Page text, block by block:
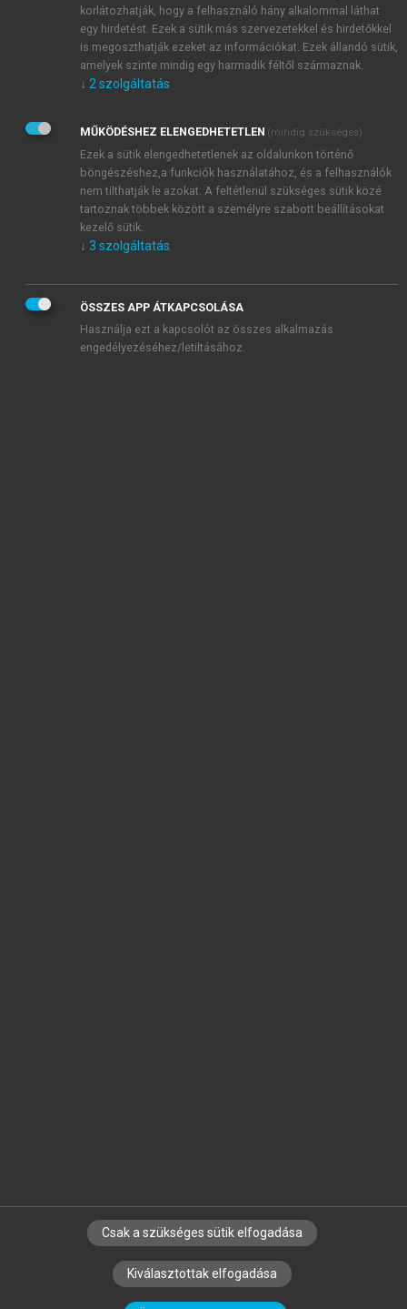
Kérek értesítést a MeRSZ újdonságairól, akcióiról.
Kérek értesítést az Akadémiai Kiadó Zrt. újdonságairól,
Adatkezelési tájékoztatóbanfoglaltakat tudomásul
veszem és elfogadom.
Általános vásárlási feltételeket, valamint a szotar.netés a
mersz.huoldalak licencszerződéseiben foglaltakat
tudomásul veszem és elfogadom.
KIPRÓBÁLOM
SZERZŐKNEK CÉGEKNEK KÖNYVTÁROSOKNAK
SZERKESZTÉSI ÉS LEKTORÁLÁSI ALAPELVEK
korlátozhatják, hogy a felhasználó hány alkalommal láthat
egy hirdetést. Ezek a sütik más szervezetekkel és hirdetőkkel
is megoszthatják ezeket az információkat. Ezek állandó sütik,
amelyek szinte mindig egy harmadik féltől származnak.
↓ 2 szolgáltatás
MŰKÖDÉSHEZ ELENGEDHETETLEN (mindig szükséges)
Ezek a sütik elengedhetetlenek az oldalunkon történő
böngészéshez,a funkciók használatához, és a felhasználók
nem tilthatják le azokat. A feltétlenül szükséges sütik közé
tartoznak többek között a személyre szabott beállításokat
kezelő sütik.
↓ 3 szolgáltatás
ÖSSZES APP ÁTKAPCSOLÁSA
Használja ezt a kapcsolót az összes alkalmazás
engedélyezéséhez/letiltásához.
Csak a szükséges sütik elfogadása
Kiválasztottak elfogadása